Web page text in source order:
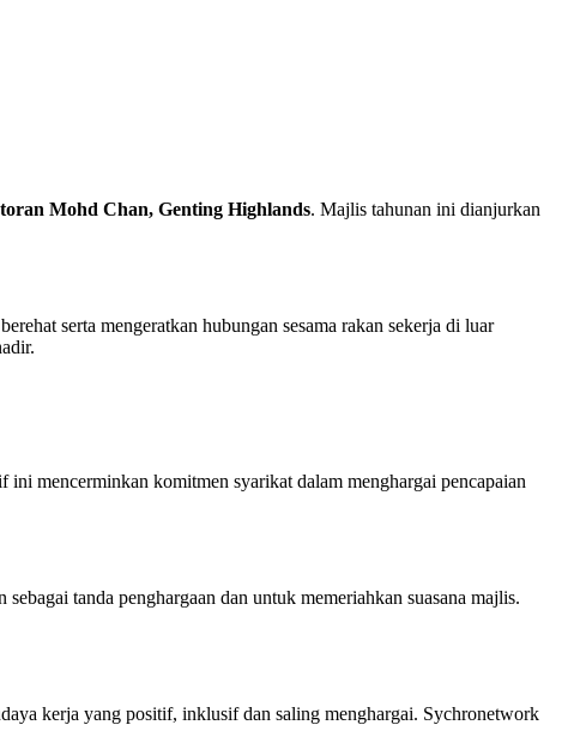
Mohd Chan, Genting Highlands. Majlis tahunan ini dianjurkan
serta mengeratkan hubungan sesama rakan sekerja di luar
ini mencerminkan komitmen syarikat dalam menghargai pencapaian
tanda penghargaan dan untuk memeriahkan suasana majlis.
kerja yang positif, inklusif dan saling menghargai. Sychronetwork